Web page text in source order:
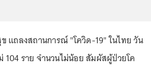
แถลงสถานการณ์ "โควิด-19" ในไทย วัน
104 ราย จำนวนไม่น้อย สัมผัสผู้ป่วยโค